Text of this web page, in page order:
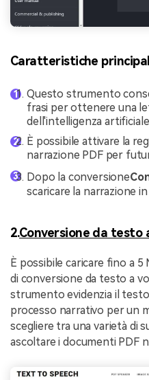
Caratteristiche
Questo strumento
frasi per ottenere una
dell'intelligenza
È possibile attivare la
narrazione PDF per
Dopo la conversione
scaricare la narrazione
2.Conversione da testo
È possibile caricare fino a
di conversione da testo a
strumento evidenzia il
processo narrativo per un
scegliere tra una varietà di
ascoltare i documenti PDF